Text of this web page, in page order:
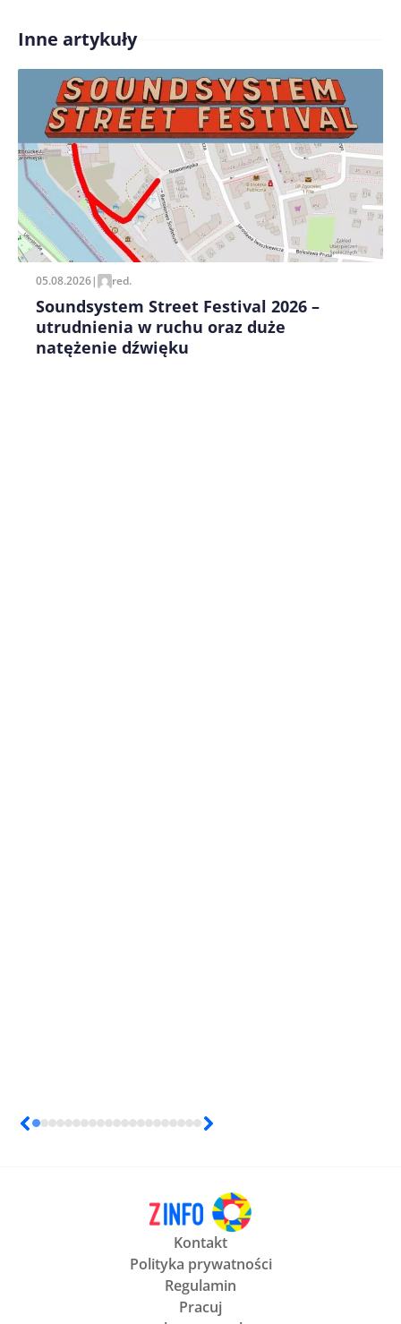
Treść komentarza*
Zapamiętaj moje dane w tej przeglądarce podczas
pisania kolejnych komentarzy.
Inne artykuły
05.08.2026| red.
Soundsystem Street Festival 2026 –
utrudnienia w ruchu oraz duże
natężenie dźwięku
Kontakt
Polityka prywatności
Regulamin
Pracuj